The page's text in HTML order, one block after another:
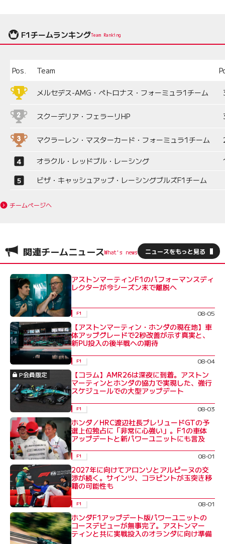
F1チームランキングTeam Ranking
Pos. Team
メルセデス-AMG・ペトロナス・フォーミュラ1チーム
スクーデリア・フェラーリHP
マクラーレン・マスターカード・フォーミュラ1チーム
オラクル・レッドブル・レーシング
ビザ・キャッシュアップ・レーシングブルズF1チーム
チームページへ
関連チームニュース ニュースをもっと見る
アストンマーティンF1のパフォーマンスディ
レクターが今シーズン末で離脱へ
F1 08-05
【アストンマーティン・ホンダの現在地】車
体アップグレードで2秒改善が示す真実と、
新PU投入の後半戦への期待
F1
08-04
P会員限定
【コラム】AMR26は深夜に到着。アストン
マーティンとホンダの協力で実現した、強行
スケジュールでの大型アップデート
F1 08-03
ホンダ／HRC渡辺社長プレリュードGTの予
選上位独占に「非常に心強い」。F1の車体
アップデートと新パワーユニットにも言及
F1 08-01
2027年に向けてアロンソとアルピーヌの交
渉が続く。サインツ、コラピントが玉突き移
籍の可能性も
F1 08-01
ホンダF1アップデート版パワーユニットの
コースデビューが無事完了。アストンマー
ティンと共に実戦投入のオランダに向け準備